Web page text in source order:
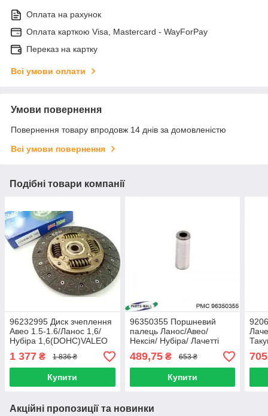
Оплата на рахунок
Оплата карткою Visa, Mastercard - WayForPay
Переказ на картку
Всі умови оплати
Умови повернення
Повернення товару впродовж 14 днів за домовленістю
Всі умови повернення
Подібні товари компанії
96232995 Диск зчеплення
Авео 1.5-1.6/Ланос 1,6/
Нубіра 1,6(DOHC)VALEO
1 377 ₴ 1 836 ₴
Купити
96350355 Поршневий
палець Ланос/Авео/
Нексія/ Нубіра/ Лачетті
(1.4-1.6 DOHC) (ціна за 4
шт.) GM
489,75₴ 653 ₴
Купити
705
Акційні пропозиції та новинки